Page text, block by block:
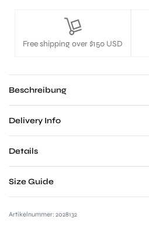
Free shipping over $150 USD
Beschreibung
Delivery Info
Details
Size Guide
2028132